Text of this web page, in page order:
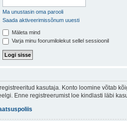
Ma unustasin oma parooli
Saada aktiveerimissõnum uuesti
Mäleta mind
Varja minu foorumilolekut sellel sessioonil
kasutaja. Konto loomine võtab
Enne registreerumist loe kindlasti läbi